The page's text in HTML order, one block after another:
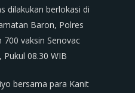
dilakukan berlokasi di
Baron, Polres
vaksin Senovac
08.30 WIB
bersama para Kanit